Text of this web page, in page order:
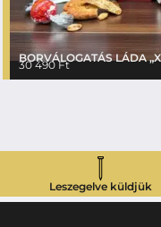
BORVÁLOGATÁS LÁDA
30 490Ft
Leszegelve küldjük